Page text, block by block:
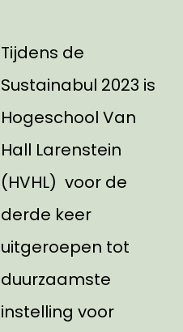
Tijdens de
Sustainabul 2023 is
Hogeschool Van
Hall Larenstein
(HVHL) voor de
derde keer
uitgeroepen tot
duurzaamste
instelling voor